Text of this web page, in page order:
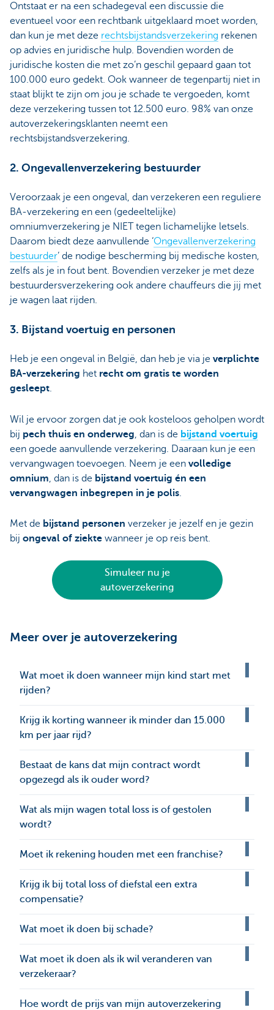
Ontstaat er na een schadegeval een discussie die
eventueel voor een rechtbank uitgeklaard moet worden,
dan kun je met deze rechtsbijstandsverzekering rekenen
op advies en juridische hulp. Bovendien worden de
juridische kosten die met zo’n geschil gepaard gaan tot
100.000 euro gedekt. Ook wanneer de tegenpartij niet in
staat blijkt te zijn om jou je schade te vergoeden, komt
deze verzekering tussen tot 12.500 euro. 98% van onze
autoverzekeringsklanten neemt een
rechtsbijstandsverzekering.
2. Ongevallenverzekering bestuurder
Veroorzaak je een ongeval, dan verzekeren een reguliere
BA-verzekering en een (gedeeltelijke)
omniumverzekering je NIET tegen lichamelijke letsels.
Daarom biedt deze aanvullende ‘Ongevallenverzekering
bestuurder’ de nodige bescherming bij medische kosten,
zelfs als je in fout bent. Bovendien verzeker je met deze
bestuurdersverzekering ook andere chauffeurs die jij met
je wagen laat rijden.
3. Bijstand voertuig en personen
Heb je een ongeval in België, dan heb je via je verplichte
BA-verzekering het recht om gratis te worden
gesleept.
Wil je ervoor zorgen dat je ook kosteloos geholpen wordt
bij pech thuis en onderweg, dan is de bijstand voertuig
een goede aanvullende verzekering. Daaraan kun je een
vervangwagen toevoegen. Neem je een volledige
omnium, dan is de bijstand voertuig én een
vervangwagen inbegrepen in je polis.
Met de bijstand personen verzeker je jezelf en je gezin
bij ongeval of ziekte wanneer je op reis bent.
Simuleer nu je
autoverzekering
Meer over je autoverzekering
Wat moet ik doen wanneer mijn kind start met
rijden?
Krijg ik korting wanneer ik minder dan 15.000
km per jaar rijd?
Bestaat de kans dat mijn contract wordt
opgezegd als ik ouder word?
Wat als mijn wagen total loss is of gestolen
wordt?
Moet ik rekening houden met een franchise?
Krijg ik bij total loss of diefstal een extra
compensatie?
Wat moet ik doen bij schade?
Wat moet ik doen als ik wil veranderen van
verzekeraar?
Hoe wordt de prijs van mijn autoverzekering